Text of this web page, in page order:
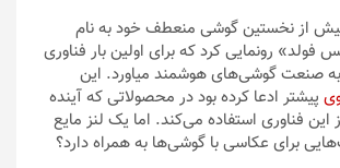
از نخستین گوشی منعطف خود به نام
رونمایی کرد که برای اولین بار فناوری
به صنعت گوشی‌های هوشمند میاورد. این
پیشتر ادعا کرده بود در محصولاتی که آینده
فناوری استفاده می‌کند. اما یک لنز مایع
برای عکاسی با گوشی‌ها به همراه دارد؟